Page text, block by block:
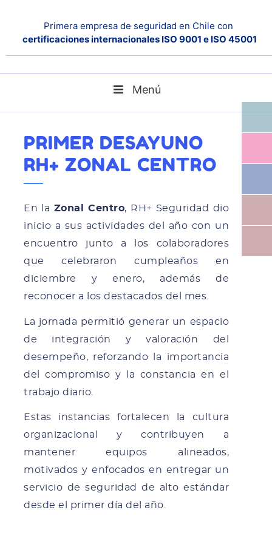
Primera empresa de seguridad en Chile con
certificaciones internacionales ISO 9001 e ISO 45001
Menú
Primer Desayuno RH+ Zonal Centro
PRIMER DESAYUNO
RH+ ZONAL CENTRO
En la Zonal Centro, RH+ Seguridad dio
inicio a sus actividades del año con un
encuentro junto a los colaboradores
que celebraron cumpleaños en
diciembre y enero, además de
reconocer a los destacados del mes.
La jornada permitió generar un espacio
de integración y valoración del
desempeño, reforzando la importancia
del compromiso y la constancia en el
trabajo diario.
Estas instancias fortalecen la cultura
organizacional y contribuyen a
mantener equipos alineados,
motivados y enfocados en entregar un
servicio de seguridad de alto estándar
desde el primer día del año.